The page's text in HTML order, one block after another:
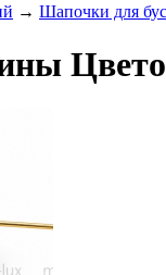
→ Шапочки для